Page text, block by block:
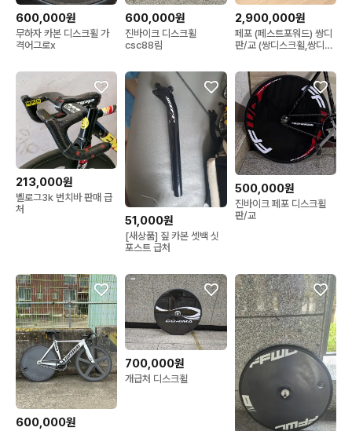
600,000원
무하자 카본 디스크휠 가
격어그로x
600,000원
진바이크 디스크휠
csc88림
2,900,000원
페포 (페스트포워드) 쌍디
판/교 (쌍디스크휠,쌍디스
213,000원
벨로그3k 번치바 판매 급
처
51,000원
[새상품] 짚 카본 셋백 싯
포스트 급처
500,000원
진바이크 페포 디스크휠
판/교
600,000원
700,000원
개급처 디스크휠